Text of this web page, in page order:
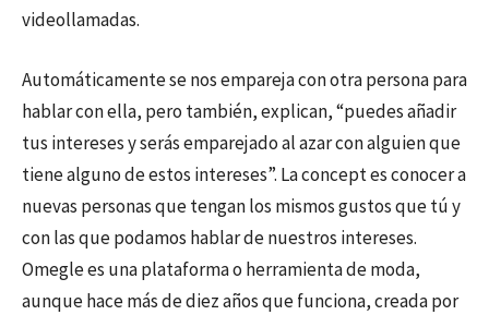
videollamadas.
Automáticamente se nos empareja con otra persona para
hablar con ella, pero también, explican, “puedes añadir
tus intereses y serás emparejado al azar con alguien que
tiene alguno de estos intereses”. La concept es conocer a
nuevas personas que tengan los mismos gustos que tú y
con las que podamos hablar de nuestros intereses.
Omegle es una plataforma o herramienta de moda,
aunque hace más de diez años que funciona, creada por